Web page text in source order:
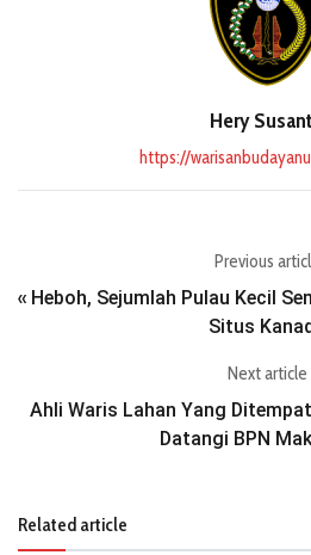
Hery
https://
Previous
« Heboh, Sejumlah Pulau Kecil
Situs
Next article
Ahli Waris Lahan Yang
Datangi BPN
Related article